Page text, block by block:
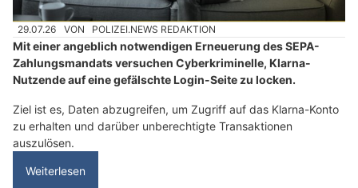
29.07.26 VON POLIZEI.NEWS REDAKTION
Mit einer angeblich notwendigen Erneuerung des SEPA-
Zahlungsmandats versuchen Cyberkriminelle, Klarna-
Nutzende auf eine gefälschte Login-Seite zu locken.
Ziel ist es, Daten abzugreifen, um Zugriff auf das Klarna-Konto
zu erhalten und darüber unberechtigte Transaktionen
auszulösen.
Weiterlesen